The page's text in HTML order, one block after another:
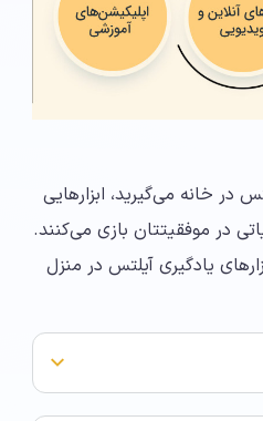
در خانه می‌گیرید، ابزارهایی
در موفقیتتان بازی می‌کنند.
یادگیری آیلتس در منزل